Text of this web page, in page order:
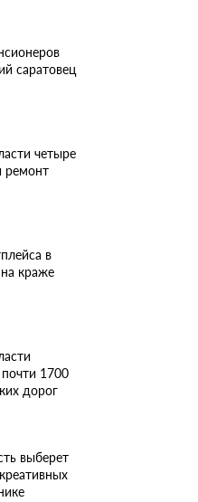
саратовец
четыре
ремонт
в
краже
1700
дорог
выберет